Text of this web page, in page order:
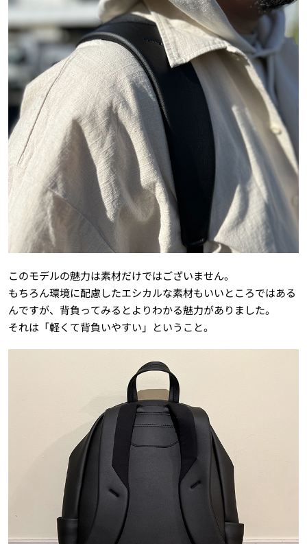
このモデルの魅力は素材だけではございません。
もちろん環境に配慮したエシカルな素材もいいところではある
んですが、背負ってみるとよりわかる魅力がありました。
それは「軽くて背負いやすい」ということ。